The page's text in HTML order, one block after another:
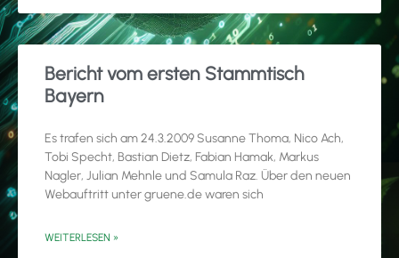
Bericht vom ersten Stammtisch
Bayern
Es trafen sich am 24.3.2009 Susanne Thoma, Nico Ach,
Tobi Specht, Bastian Dietz, Fabian Hamak, Markus
Nagler, Julian Mehnle und Samula Raz. Über den neuen
Webauftritt unter gruene.de waren sich
WEITERLESEN »